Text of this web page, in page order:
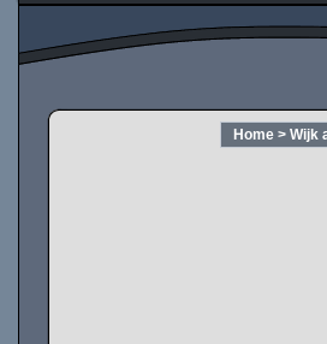
Home > Wijk